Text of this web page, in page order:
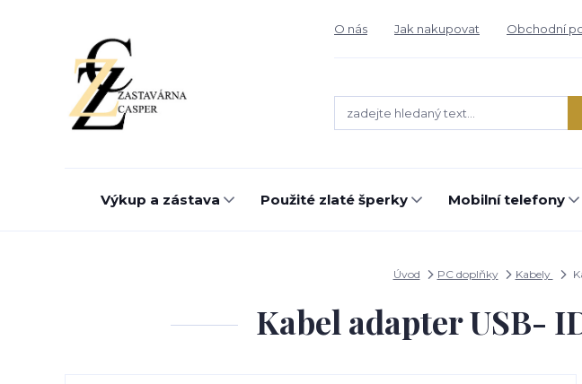
O nás Jak nakupovat Obchodní
Výkup a zástava Použité zlaté šperky Mobilní telefony
Úvod PC doplňky Kabely
Kabel adapter USB-